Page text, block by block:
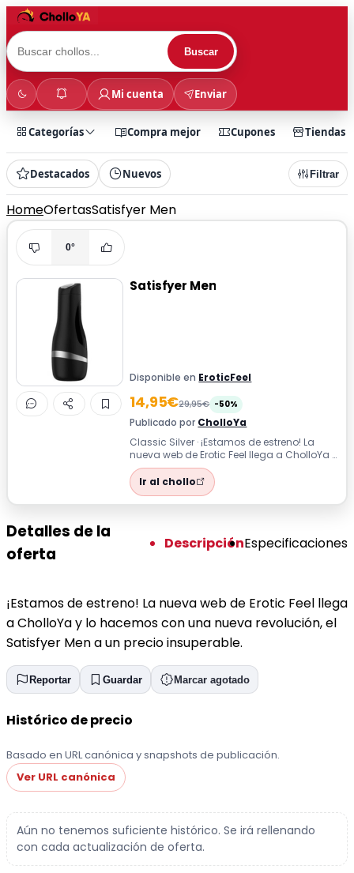
Buscar
Mi cuenta Enviar
Categorías Compra mejor Cupones Tiendas
Destacados Nuevos Filtrar
HomeOfertasSatisfyer Men
0°
Satisfyer Men
Disponible en EroticFeel
14,95€29,95€ -50%
Publicado por CholloYa
Classic Silver · ¡Estamos de estreno! La
nueva web de Erotic Feel llega a CholloYa y
lo hacemos con una nueva revoluc...
Ir al chollo
Detalles de la
oferta
DescripciónEspecificaciones
¡Estamos de estreno! La nueva web de Erotic Feel llega
a CholloYa y lo hacemos con una nueva revolución, el
Satisfyer Men a un precio insuperable.
Reportar Guardar Marcar agotado
Histórico de precio
Basado en URL canónica y snapshots de publicación.
Ver URL canónica
Aún no tenemos suficiente histórico. Se irá rellenando
con cada actualización de oferta.